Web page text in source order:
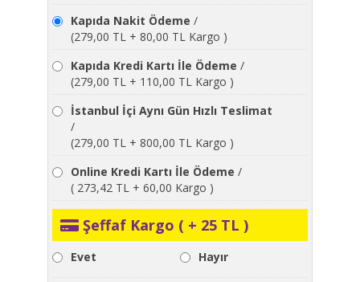
Kapıda Nakit Ödeme /
(279,00 TL + 80,00 TL Kargo )
Kapıda Kredi Kartı İle Ödeme /
(279,00 TL + 110,00 TL Kargo )
İstanbul İçi Aynı Gün Hızlı Teslimat
/
(279,00 TL + 800,00 TL Kargo )
Online Kredi Kartı İle Ödeme /
( 273,42 TL + 60,00 Kargo )
Şeffaf Kargo ( + 25 TL )
Evet Hayır